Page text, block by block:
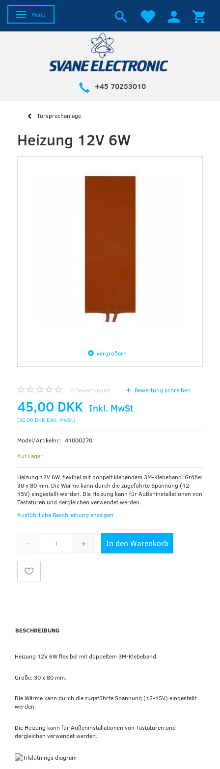
Anzeige ändern
Menü
+45 70253010
Türsprechanlage
Heizung 12V 6W
Vergrößern
0 Bewertungen Bewertung schreiben
45,00 DKK Inkl. MwSt
(36,00 DKK Exkl. MwSt)
Model/Artikelnr.: 41000270
Auf Lager
Heizung 12V 6W, flexibel mit doppelt klebendem 3M-Klebeband. Größe:
30 x 80 mm. Die Wärme kann durch die zugeführte Spannung (12-
15V) eingestellt werden. Die Heizung kann für Außeninstallationen von
Tastaturen und dergleichen verwendet werden.
Ausführliche Beschreibung anzeigen
In den Warenkorb
BESCHREIBUNG
Heizung 12V 6W flexibel mit doppeltem 3M-Klebeband.
Größe: 30 x 80 mm.
Die Wärme kann durch die zugeführte Spannung (12-15V) eingestellt
werden.
Die Heizung kann für Außeninstallationen von Tastaturen und
dergleichen verwendet werden.